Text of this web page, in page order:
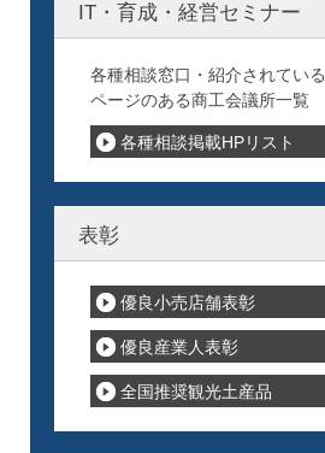
IT・育成・経営セミナー
各種相談窓口・紹介されている
ページのある商工会議所一覧
各種相談掲載HPリスト
表彰
優良小売店舗表彰
優良産業人表彰
全国推奨観光土産品